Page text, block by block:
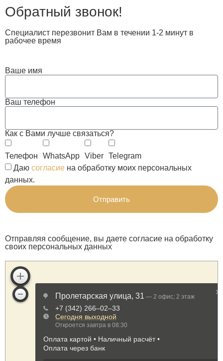
Обратный звонок!
Специалист перезвонит Вам в течении 1-2 минут в
рабочее время
Ваше имя
Ваш телефон
Как с Вами лучше связаться?
Телефон WhatsApp Viber Telegram
Даю согласие на обработку моих персональных
данных.
Отправить
Отправляя сообщение, вы даете согласие на обработку
своих персональных данных